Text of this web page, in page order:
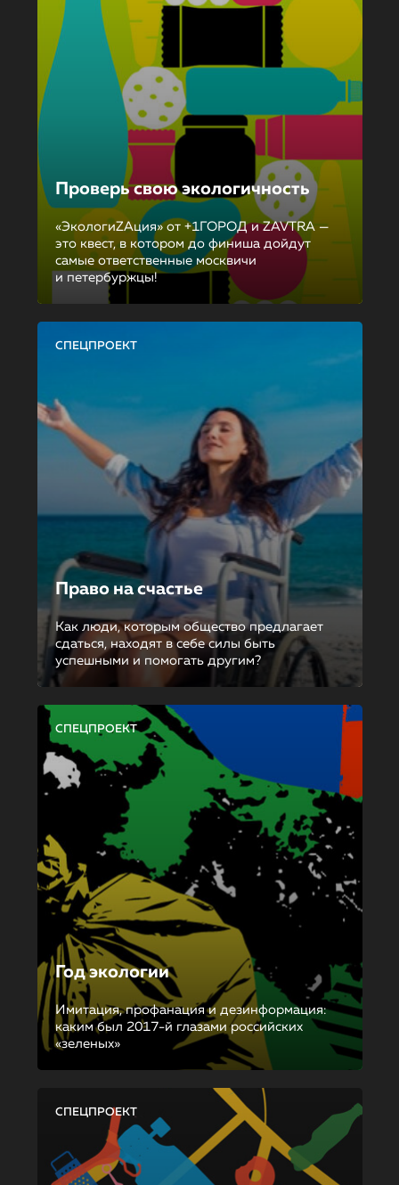
Проверь свою экологичность
«ЭкологиZAция» от +1ГОРОД и ZAVTRA —
это квест, в котором до финиша дойдут
самые ответственные москвичи
и петербуржцы!
СПЕЦПРОЕКТ
Право на счастье
Как люди, которым общество предлагает
сдаться, находят в себе силы быть
успешными и помогать другим?
СПЕЦПРОЕКТ
Год экологии
Имитация, профанация и дезинформация:
каким был 2017-й глазами российских
«зеленых»
СПЕЦПРОЕКТ